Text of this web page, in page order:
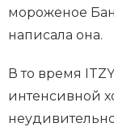
мороженое
написала она.
В то время
интенсивной